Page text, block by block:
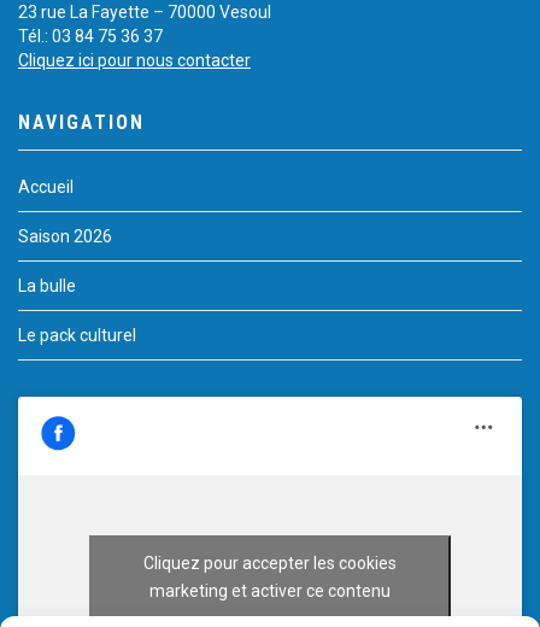
23 rue La Fayette – 70000 Vesoul
Tél.: 03 84 75 36 37
Cliquez ici pour nous contacter
NAVIGATION
Accueil
Saison 2026
La bulle
Le pack culturel
Cliquez pour accepter les cookies
marketing et activer ce contenu